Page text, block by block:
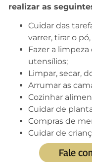
realizar as
Cuidar das
varrer, tirar o pó,
Fazer a
utensílios;
Limpar, secar,
Arrumar as
Cozinhar
Cuidar de
Compras de
Cuidar de
Fale